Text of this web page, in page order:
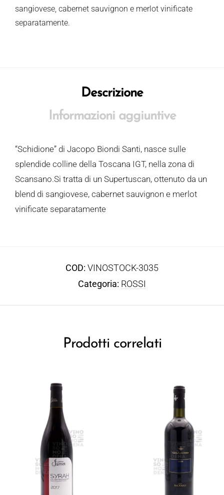
sangiovese, cabernet sauvignon e merlot vinificate
separatamente.
Descrizione
Informazioni aggiuntive
“Schidione” di Jacopo Biondi Santi, nasce sulle
splendide colline della Toscana IGT, nella zona di
Scansano.Si tratta di un Supertuscan, ottenuto da un
blend di sangiovese, cabernet sauvignon e merlot
vinificate separatamente
COD: VINOSTOCK-3035
Categoria: ROSSI
Prodotti correlati